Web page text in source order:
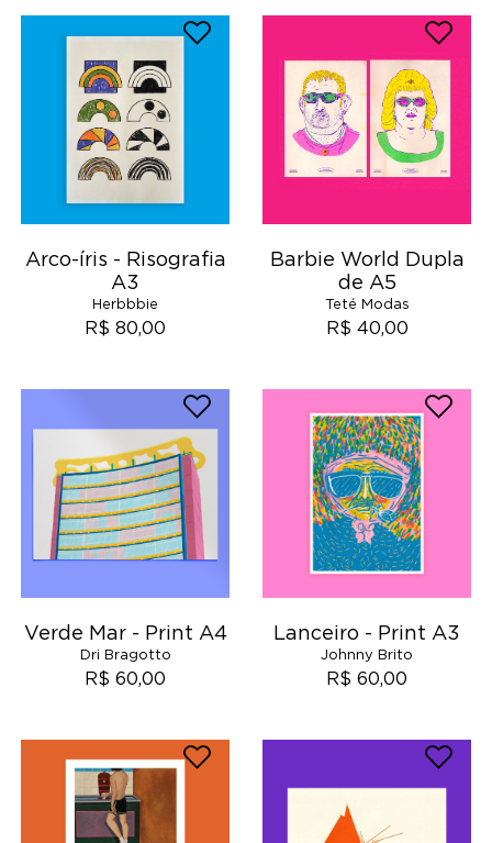
Arco-íris - Risografia
A3
Herbbbie
R$ 80,00
Barbie World Dupla
de A5
Teté Modas
R$ 40,00
Verde Mar - Print A4
Dri Bragotto
R$ 60,00
Lanceiro - Print A3
Johnny Brito
R$ 60,00